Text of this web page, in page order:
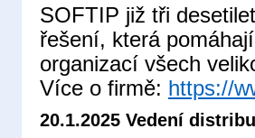
SOFTIP již tři
řešení, která
organizací všech
Více o firmě: https://
20.1.2025 Vedení